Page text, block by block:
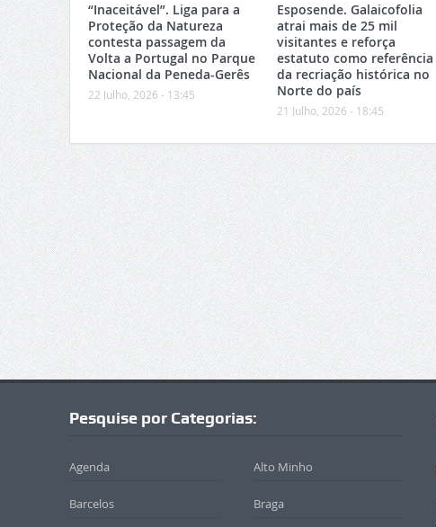
“Inaceitável”. Liga para a
Proteção da Natureza
contesta passagem da
Volta a Portugal no Parque
Nacional da Peneda-Gerês
22 Julho, 2026 - 13:45
Esposende. Galaicofolia
atrai mais de 25 mil
visitantes e reforça
estatuto como referência
da recriação histórica no
Norte do país
21 Julho, 2026 - 18:45
Pesquise por Categorias:
Agenda Alto Minho
Barcelos Braga